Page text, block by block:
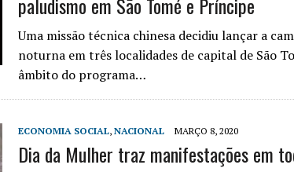
paludismo em São Tomé e Príncipe
Uma missão técnica chinesa decidiu lançar a
noturna em três localidades de capital de São
âmbito do programa…
ECONOMIA SOCIAL, NACIONAL MARÇO 8, 2020
Dia da Mulher traz manifestações em